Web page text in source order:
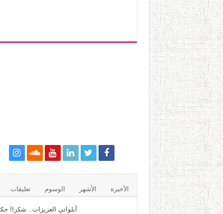
الأخيرة الأشهر الوسوم تعليقات
أبلواتي العزيزات.. شكرا!